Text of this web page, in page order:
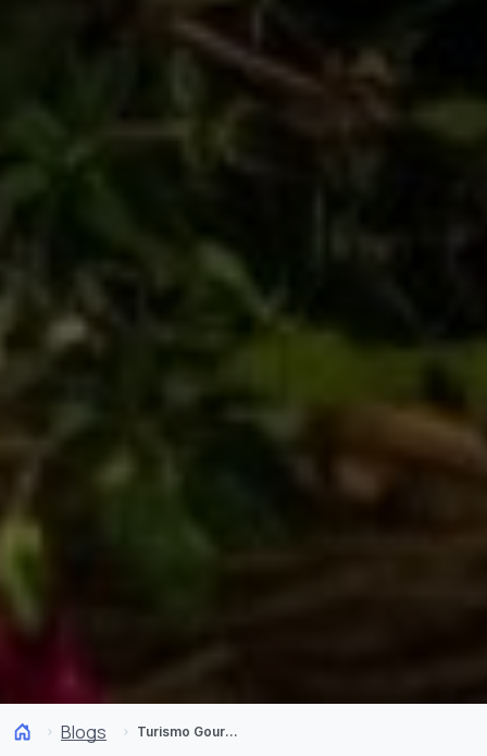
Blogs Turismo Gourmet: Especias y sabores únicos de Chile